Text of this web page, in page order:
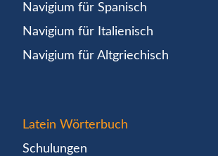
Navigium für Spanisch
Navigium für Italienisch
Navigium für Altgriechisch
Latein Wörterbuch
Schulungen